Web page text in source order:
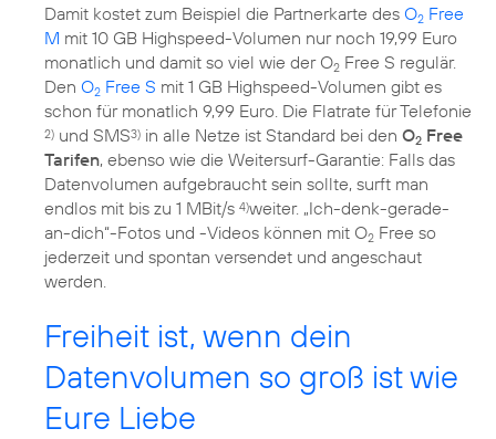
Damit kostet zum Beispiel die Partnerkarte des O2 Free
M mit 10 GB Highspeed-Volumen nur noch 19,99 Euro
monatlich und damit so viel wie der O2 Free S regulär.
Den O2 Free S mit 1 GB Highspeed-Volumen gibt es
schon für monatlich 9,99 Euro. Die Flatrate für Telefonie
2) und SMS3) in alle Netze ist Standard bei den O2 Free
Tarifen, ebenso wie die Weitersurf-Garantie: Falls das
Datenvolumen aufgebraucht sein sollte, surft man
endlos mit bis zu 1 MBit/s 4)weiter. „Ich-denk-gerade-
an-dich“-Fotos und -Videos können mit O2 Free so
jederzeit und spontan versendet und angeschaut
werden.
Freiheit ist, wenn dein
Datenvolumen so groß ist wie
Eure Liebe